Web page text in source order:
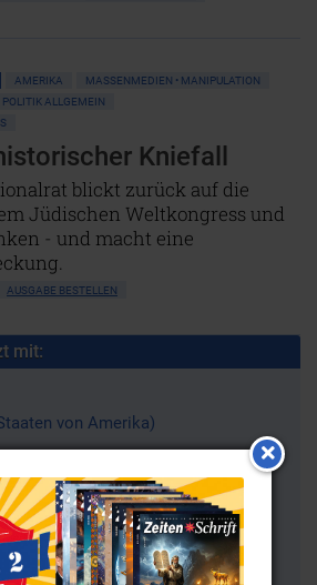
AMERIKA
MASSENMEDIEN • MANIPULATION
POLITIK ALLGEMEIN
Kniefall
blickt zurück auf die
Jüdischen Weltkongress und
- und macht eine
AUSGABE BESTELLEN
mit:
von Amerika)